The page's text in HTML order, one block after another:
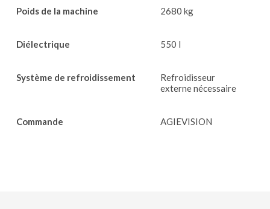
Poids de la machine 2680 kg
Diélectrique 550 l
Système de refroidissement
Refroidisseur
externe nécessaire
Commande AGIEVISION